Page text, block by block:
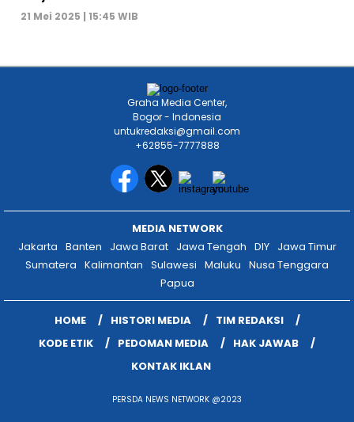
21 Mei 2025 | 15:45 WIB
Graha Media Center,
Bogor - Indonesia
untukredaksi@gmail.com
+62855-7777888
MEDIA NETWORK
Jakarta Banten Jawa Barat Jawa Tengah DIY
Jawa Timur
Sumatera Kalimantan Sulawesi Maluku Nusa Tenggara
Papua
HOME HISTORI MEDIA
TIM REDAKSI
KODE ETIK
PEDOMAN MEDIA
HAK JAWAB
KONTAK IKLAN
PERSDA NEWS NETWORK @2023